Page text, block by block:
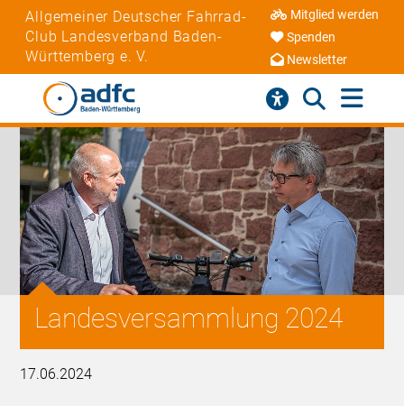
Allgemeiner Deutscher Fahrrad-
Club Landesverband Baden-
Württemberg e. V.
Mitglied werden
Spenden
Newsletter
Landesversammlung 2024
17.06.2024